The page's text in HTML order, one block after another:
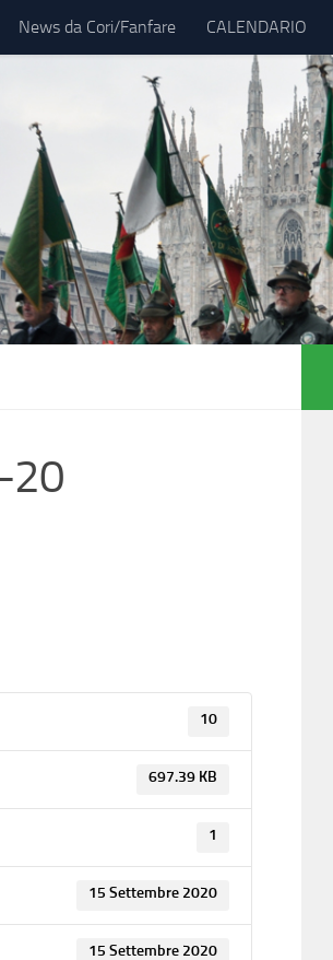
News da Cori/Fanfare CALENDARIO
20
10
697.39 KB
1
15 Settembre 2020
15 Settembre 2020